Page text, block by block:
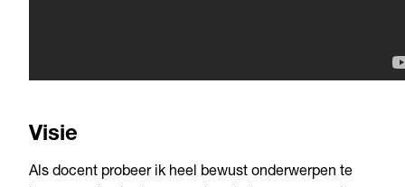
Visie
Als docent probeer ik heel bewust onderwerpen te